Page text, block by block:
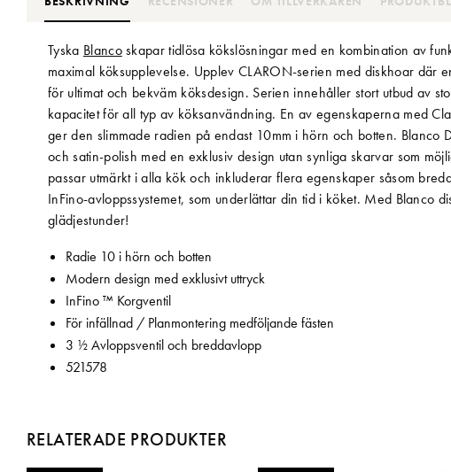
Tyska Blancoskapar tidlösa kökslösningar med en kombination av
maximal köksupplevelse. Upplev CLARON-serien med diskhoar där
för ultimat och bekväm köksdesign. Serien innehåller stort utbud av
kapacitet för all typ av köksanvändning. En av egenskaperna med
ger den slimmade radien på endast 10mm i hörn och botten.
och satin-polish med en exklusiv design utan synliga skarvar som
passar utmärkt i alla kök och inkluderar flera egenskaper såsom
InFino-avloppssystemet, som underlättar din tid i köket. Med Blanco
glädjestunder!
Radie 10 i hörn och botten
Modern design med exklusivt uttryck
InFino ™ Korgventil
För infällnad / Planmontering medföljande fästen
3 ½ Avloppsventil och breddavlopp
521578
RELATERADE PRODUKTER